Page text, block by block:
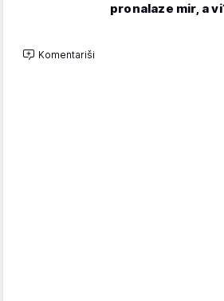
pronalaze mir, a
Komentariši